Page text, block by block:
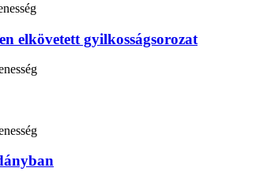
elkövetett gyilkosságsorozat